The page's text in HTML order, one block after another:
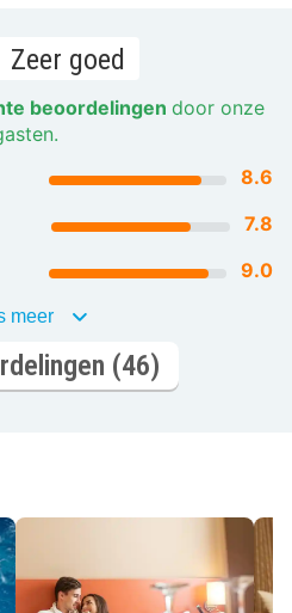
Zeer goed
beoordelingen door onze
8.6
7.8
9.0
meer
(46)